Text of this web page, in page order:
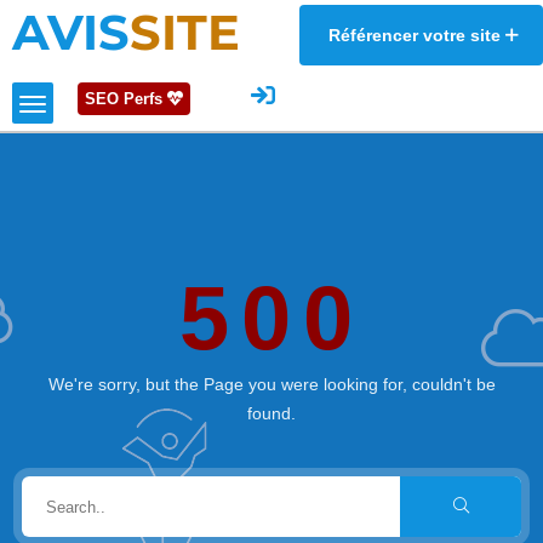
AVISSITE Référencer votre site
SEO Perfs
500
We're sorry, but the Page you were looking for, couldn't be
found.